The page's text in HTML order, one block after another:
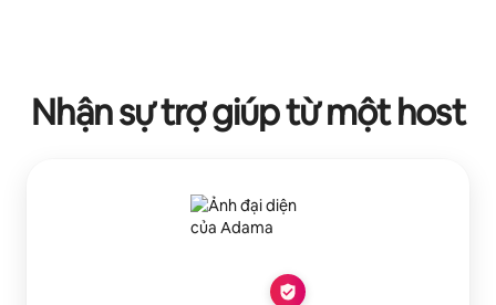
Nhận sự trợ giúp từ một host